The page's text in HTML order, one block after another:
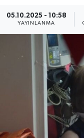
05.10.2025 - 10:58
YAYINLANMA